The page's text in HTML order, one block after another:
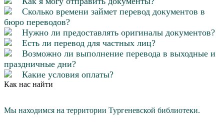
Сколько времени займет перевод документов в
бюро переводов?
Нужно ли предоставлять оригиналы документов?
Есть ли перевод для частных лиц?
Возможно ли выполнение перевода в выходные и
праздничные дни?
Какие условия оплаты?
Как нас найти
Мы находимся на территории Тургеневской библиотеки.